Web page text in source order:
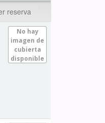
reserva
No hay
imagen de
cubierta
disponible